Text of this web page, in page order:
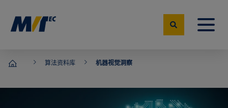
算法资料库 机器视觉洞察